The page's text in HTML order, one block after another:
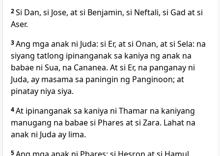
2Si Dan, si Jose, at si Benjamin, si Neftali, si Gad at si
Aser.
3Ang mga anak ni Juda: si Er, at si Onan, at si Sela: na
siyang tatlong ipinanganak sa kaniya ng anak na
babae ni Sua, na Cananea. At si Er, na panganay ni
Juda, ay masama sa paningin ng Panginoon; at
pinatay niya siya.
4At ipinanganak sa kaniya ni Thamar na kaniyang
manugang na babae si Phares at si Zara. Lahat na
anak ni Juda ay lima.
5